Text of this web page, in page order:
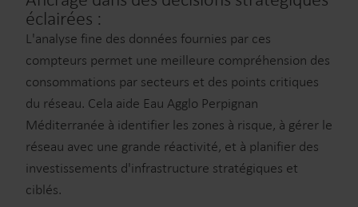
éclairées :
L'analyse fine des données fournies par ces
compteurs permet une meilleure compréhension des
consommations par secteurs et des points critiques
du réseau. Cela aide Eau Agglo Perpignan
Méditerranée à identifier les zones à risque, à gérer le
réseau avec une grande réactivité, et à planifier des
investissements d'infrastructure stratégiques et
ciblés.